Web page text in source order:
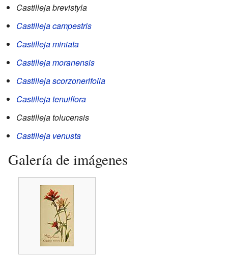
Castilleja brevistyla
Castilleja campestris
Castilleja miniata
Castilleja moranensis
Castilleja scorzonerifolia
Castilleja tenuiflora
Castilleja tolucensis
Castilleja venusta
Galería de imágenes